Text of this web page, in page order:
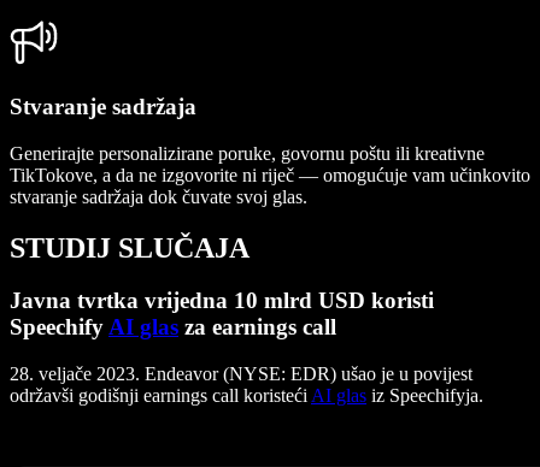
Stvaranje sadržaja
Generirajte personalizirane poruke, govornu poštu ili kreativne
TikTokove, a da ne izgovorite ni riječ — omogućuje vam učinkovito
stvaranje sadržaja dok čuvate svoj glas.
STUDIJ SLUČAJA
Javna tvrtka vrijedna 10 mlrd USD koristi
SpeechifyAI glas za earnings call
28. veljače 2023. Endeavor (NYSE: EDR) ušao je u povijest
održavši godišnji earnings call koristeći AI glas iz Speechifyja.